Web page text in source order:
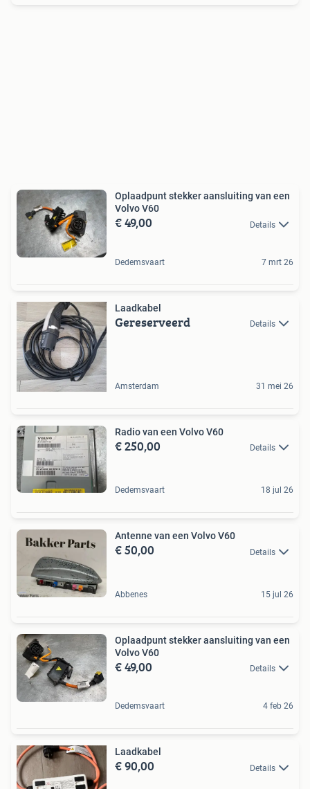
Oplaadpunt stekker aansluiting van een
Volvo V60
€ 49,00 Details
Dedemsvaart 7 mrt 26
Laadkabel
Gereserveerd Details
Amsterdam 31 mei 26
Radio van een Volvo V60
€ 250,00 Details
Dedemsvaart 18 jul 26
Antenne van een Volvo V60
€ 50,00 Details
Abbenes 15 jul 26
Oplaadpunt stekker aansluiting van een
Volvo V60
€ 49,00 Details
Dedemsvaart 4 feb 26
Laadkabel
€ 90,00 Details